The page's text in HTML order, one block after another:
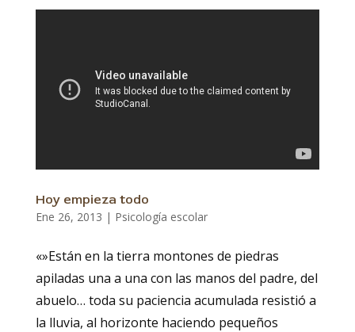
Hoy empieza todo
Ene 26, 2013 | Psicología escolar
«»Están en la tierra montones de piedras
apiladas una a una con las manos del padre, del
abuelo… toda su paciencia acumulada resistió a
la lluvia, al horizonte haciendo pequeños